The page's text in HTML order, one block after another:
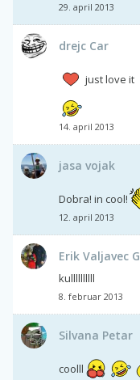
29. april 2013
drejc Car
just love it
14. april 2013
jasa vojak
Dobra! in cool!
12. april 2013
Erik Valjavec G
kullllllllll
8. februar 2013
Silvana Petar
coolll